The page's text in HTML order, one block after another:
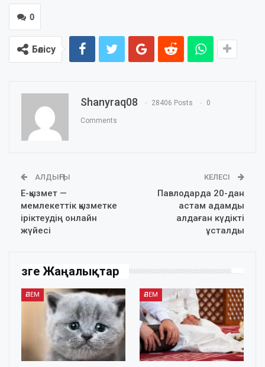
0
Бөлісу
Shanyraq08 28406 Posts 0
Comments
АЛДЫҢҒЫ
Е-қызмет —
мемлекеттік қызметке
іріктеудің онлайн
жүйесі
КЕЛЕСІ
Павлодарда 20-дан
астам адамды
алдаған күдікті
ұсталды
Өзге Жаңалықтар
ӘЛЕМ ӘЛЕМ